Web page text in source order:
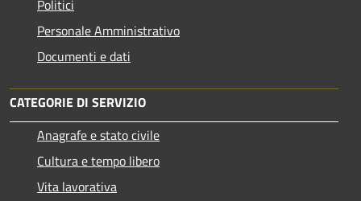
Politici
Personale Amministrativo
Documenti e dati
CATEGORIE DI SERVIZIO
Anagrafe e stato civile
Cultura e tempo libero
Vita lavorativa